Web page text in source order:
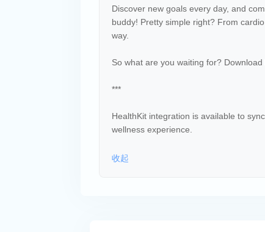
Discover new goals every day, and
buddy! Pretty simple right? From
way.
So what are you waiting for?
***
HealthKit integration is available to
wellness experience.
收起